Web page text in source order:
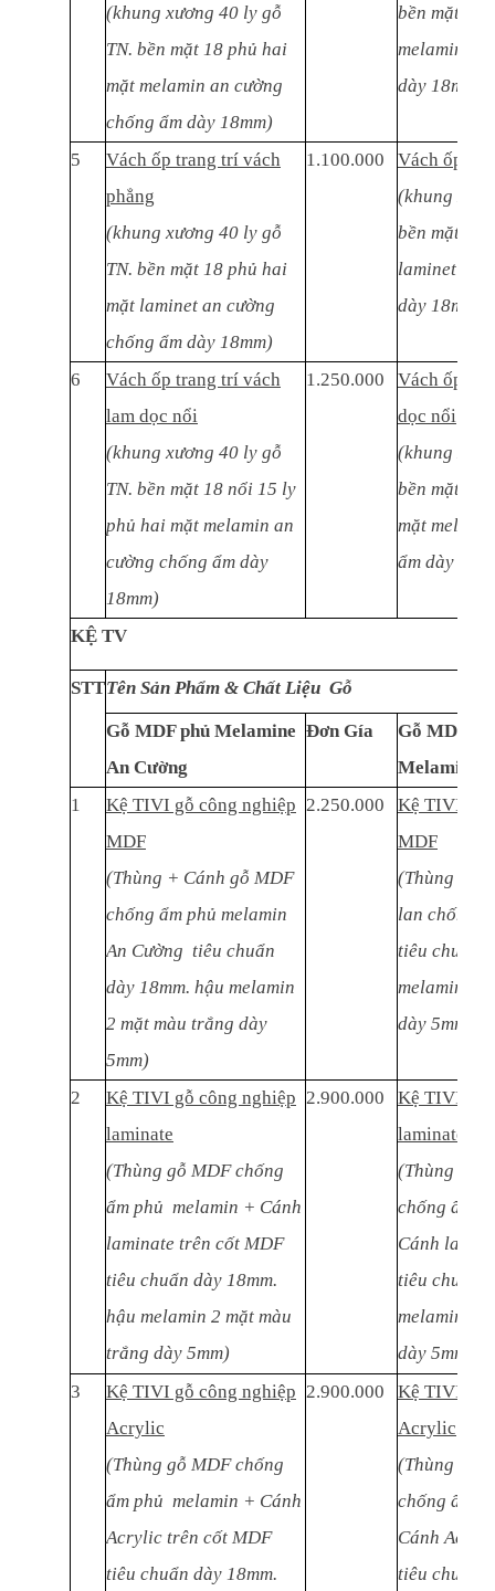
(khung xương 40 ly gỗ
TN. bền mặt 18 phủ hai
mặt melamin an cường
chống ẩm dày 18mm)
bền mặt 18
melamin
dày 18mm)
5
Vách ốp trang trí vách
phẳng
(khung xương 40 ly gỗ
TN. bền mặt 18 phủ hai
mặt laminet an cường
chống ẩm dày 18mm)
1.100.000
Vách ốp
(khung
bền mặt 18
laminet an
dày 18mm))
6
Vách ốp trang trí vách
lam dọc nổi
(khung xương 40 ly gỗ
TN. bền mặt 18 nổi 15 ly
phủ hai mặt melamin an
cường chống ẩm dày
18mm)
1.250.000
Vách ốp
dọc nổi
(khung
bền mặt 18
mặt
ẩm dày
KỆ TV
STTTên Sản Phẩm & Chất Liệu Gỗ
Gỗ MDF phủ Melamine
An Cường
Đơn Gía
Gỗ MDF
Melamine
1
Kệ TIVI gỗ công nghiệp
MDF
(Thùng + Cánh gỗ MDF
chống ẩm phủ melamin
An Cường tiêu chuẩn
dày 18mm. hậu melamin
2 mặt màu trắng dày
5mm)
2.250.000
Kệ TIVI gỗ
MDF
(Thùng +
lan chống
tiêu chuẩn
melamin 2
dày 5mm)
2
Kệ TIVI gỗ công nghiệp
laminate
(Thùng gỗ MDF chống
ẩm phủ melamin + Cánh
laminate trên cốt MDF
tiêu chuẩn dày 18mm.
hậu melamin 2 mặt màu
trắng dày 5mm)
2.900.000
Kệ TIVI gỗ
laminate
(Thùng gỗ
chống ẩm
Cánh
tiêu chuẩn
melamin 2
dày 5mm)
3
Kệ TIVI gỗ công nghiệp
Acrylic
(Thùng gỗ MDF chống
ẩm phủ melamin + Cánh
Acrylic trên cốt MDF
tiêu chuẩn dày 18mm.
2.900.000
Kệ TIVI gỗ
Acrylic
(Thùng gỗ
chống ẩm
Cánh
tiêu chuẩn